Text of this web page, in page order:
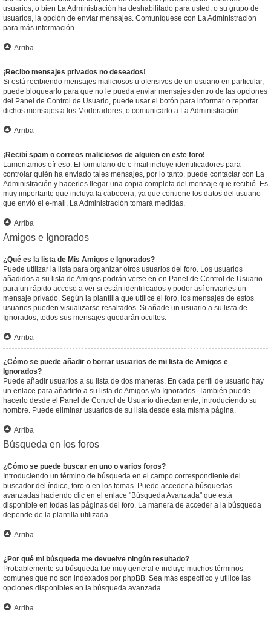
usuarios, o bien La Administración ha deshabilitado para usted, o su grupo de
usuarios, la opción de enviar mensajes. Comuníquese con La Administración
para más información.
Arriba
¡Recibo mensajes privados no deseados!
Si está recibiendo mensajes maliciosos u ofensivos de un usuario en particular,
puede bloquearlo para que no le pueda enviar mensajes dentro de las opciones
del Panel de Control de Usuario, puede usar el botón para informar o reportar
dichos mensajes a los Moderadores, o comunicarlo a La Administración.
Arriba
¡Recibí spam o correos maliciosos de alguien en este foro!
Lamentamos oír eso. El formulario de e-mail incluye identificadores para
controlar quién ha enviado tales mensajes, por lo tanto, puede contactar con La
Administración y hacerles llegar una copia completa del mensaje que recibió. Es
muy importante que incluya la cabecera, ya que contiene los datos del usuario
que envió el e-mail. La Administración tomará medidas.
Arriba
Amigos e Ignorados
¿Qué es la lista de Mis Amigos e Ignorados?
Puede utilizar la lista para organizar otros usuarios del foro. Los usuarios
añadidos a su lista de Amigos podrán verse en en Panel de Control de Usuario
para un rápido acceso a ver si están identificados y poder así enviarles un
mensaje privado. Según la plantilla que utilice el foro, los mensajes de estos
usuarios pueden visualizarse resaltados. Si añade un usuario a su lista de
Ignorados, todos sus mensajes quedarán ocultos.
Arriba
¿Cómo se puede añadir o borrar usuarios de mi lista de Amigos e
Ignorados?
Puede añadir usuarios a su lista de dos maneras. En cada perfil de usuario hay
un enlace para añadirlo a su lista de Amigos y/o Ignorados. También puede
hacerlo desde el Panel de Control de Usuario directamente, introduciendo su
nombre. Puede eliminar usuarios de su lista desde esta misma página.
Arriba
Búsqueda en los foros
¿Cómo se puede buscar en uno o varios foros?
Introduciendo un término de búsqueda en el campo correspondiente del
buscador del índice, foro o en los temas. Puede acceder a búsquedas
avanzadas haciendo clic en el enlace "Búsqueda Avanzada" que está
disponible en todas las páginas del foro. La manera de acceder a la búsqueda
depende de la plantilla utilizada.
Arriba
¿Por qué mi búsqueda me devuelve ningún resultado?
Probablemente su búsqueda fue muy general e incluye muchos términos
comunes que no son indexados por phpBB. Sea más específico y utilice las
opciones disponibles en la búsqueda avanzada.
Arriba